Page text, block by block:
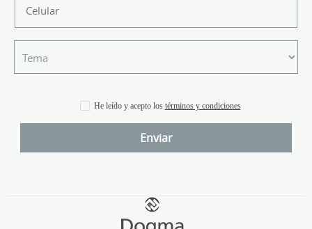
He leído y acepto los términos y condiciones